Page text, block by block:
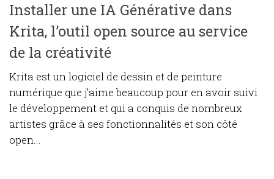
Installer une IA Générative dans
Krita, l’outil open source au service
de la créativité
Krita est un logiciel de dessin et de peinture
numérique que j’aime beaucoup pour en avoir suivi
le développement et qui a conquis de nombreux
artistes grâce à ses fonctionnalités et son côté
open...